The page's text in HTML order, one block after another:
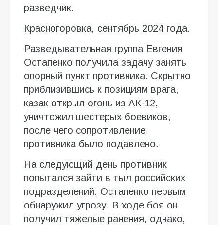
разведчик.
Красногоровка, сентябрь 2024 года.
Разведывательная группа Евгения
Остапенко получила задачу занять
опорный пункт противника. Скрытно
приблизившись к позициям врага,
казак открыл огонь из АК-12,
уничтожил шестерых боевиков,
после чего сопротивление
противника было подавлено.
На следующий день противник
попытался зайти в тыл российских
подразделений. Остапенко первым
обнаружил угрозу. В ходе боя он
получил тяжелые ранения, однако,